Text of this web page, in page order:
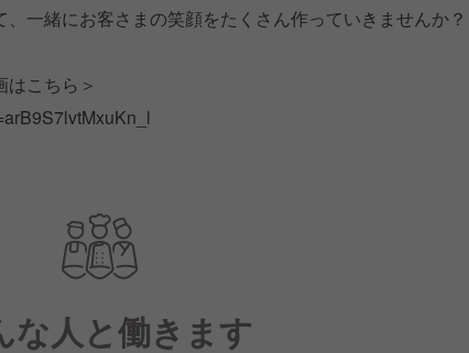
一緒にお客さまの笑顔をたくさん作っていきませんか？
こちら＞
な人と働きます